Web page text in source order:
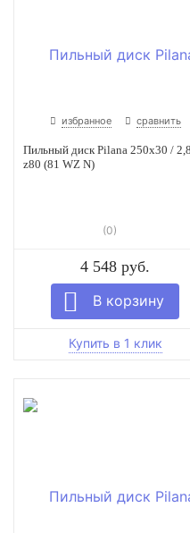
избранное сравнить
Пильный диск Pilana 250x30 / 2,8
z80 (81 WZ N)
(0)
4 548 руб.